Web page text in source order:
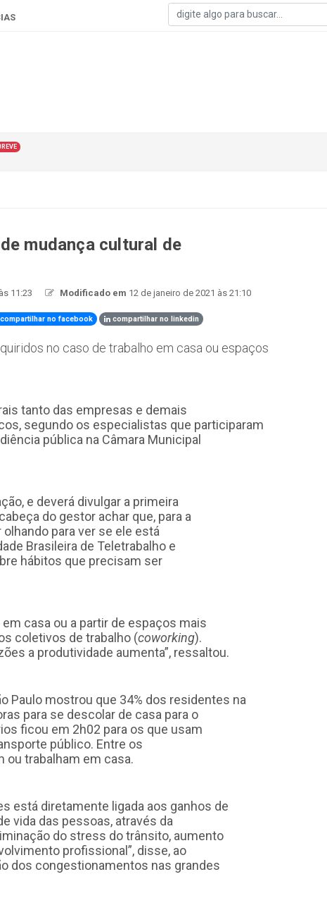
mudança cultural de
11:23 Modificado em 12 de janeiro de 2021 às 21:10
no facebook compartilhar no linkedin
no caso de trabalho em casa ou espaços
tanto das empresas e demais
segundo os especialistas que participaram
pública na Câmara Municipal
e deverá divulgar a primeira
do gestor achar que, para a
para ver se ele está
Brasileira de Teletrabalho e
hábitos que precisam ser
casa ou a partir de espaços mais
coletivos de trabalho (coworking).
a produtividade aumenta”, ressaltou.
Paulo mostrou que 34% dos residentes na
para se descolar de casa para o
ficou em 2h02 para os que usam
público. Entre os
ou trabalham em casa.
está diretamente ligada aos ganhos de
vida das pessoas, através da
do stress do trânsito, aumento
profissional”, disse, ao
dos congestionamentos nas grandes